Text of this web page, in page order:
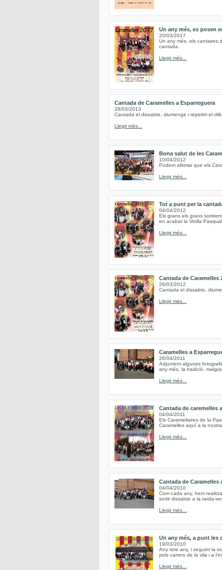
Un any més, es posen
20/03/2017
Un any més, els cantaires
cantada.
Llegir més...
Cantada de Caramelles a Esparreguera
26/03/2013
Cantada el dissabte, diumenge i repetim el
Llegir més...
Bona salut de les
10/04/2012
Podem afirmar que els
Llegir més...
Tot a punt per la
04/04/2012
Els grans els grans
en acabar la Vetlla
Llegir més...
Cantada de Caramelles
26/03/2012
Cantada el dissabte,
Llegir més...
Caramelles a
26/04/2011
Adjuntem algunes
any més, la tradició,
Llegir més...
Cantada de caremelles
04/04/2011
Els Caramellaires de la
Caramelles aquí a la
Llegir més...
Cantada de Caramelles
04/04/2010
Com cada any, hem
sortir dissabte a la tarda-
Llegir més...
Un any més, a punt les
19/03/2010
Any rere any, i seguint la
pels carrers de la vila i a
Llegir més...